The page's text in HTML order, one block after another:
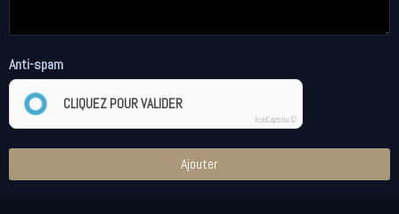
Anti-spam
CLIQUEZ POUR VALIDER
IconCaptcha ©
Ajouter